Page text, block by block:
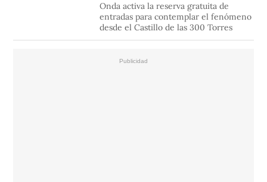
Onda activa la reserva gratuita de
entradas para contemplar el fenómeno
desde el Castillo de las 300 Torres